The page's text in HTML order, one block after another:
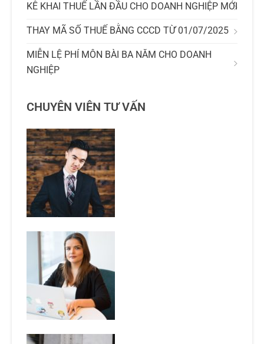
KÊ KHAI THUẾ LẦN ĐẦU CHO DOANH NGHIỆP MỚI
THAY MÃ SỐ THUẾ BẰNG CCCD TỪ 01/07/2025
MIỄN LỆ PHÍ MÔN BÀI BA NĂM CHO DOANH
NGHIỆP
CHUYÊN VIÊN TƯ VẤN